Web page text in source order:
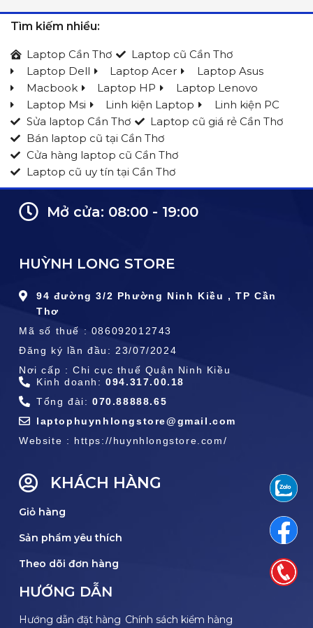
Tìm kiếm nhiều:
Laptop Cần Thơ
Laptop cũ Cần Thơ
Laptop Dell
Laptop Acer
Laptop Asus
Macbook
Laptop HP
Laptop Lenovo
Laptop Msi
Linh kiện Laptop
Linh kiện PC
Sửa laptop Cần Thơ
Laptop cũ giá rẻ Cần Thơ
Bán laptop cũ tại Cần Thơ
Cửa hàng laptop cũ Cần Thơ
Laptop cũ uy tín tại Cần Thơ
Mở cửa: 08:00 - 19:00
HUỲNH LONG STORE
94 đường 3/2 Phường Ninh Kiều , TP Cần
Thơ
Mã số thuế : 086092012743
Đăng ký lần đầu: 23/07/2024
Nơi cấp : Chi cục thuế Quận Ninh Kiều
Kinh doanh:094.317.00.18
Tổng đài: 070.88888.65
laptophuynhlongstore@gmail.com
Website : https://huynhlongstore.com/
KHÁCH HÀNG
Giỏ hàng
Sản phẩm yêu thích
Theo dõi đơn hàng
HƯỚNG DẪN
Hướng dẫn đặt hàng Chính sách kiểm hàng